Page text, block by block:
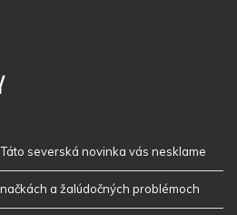
severská novinka vás nesklame
a žalúdočných problémoch